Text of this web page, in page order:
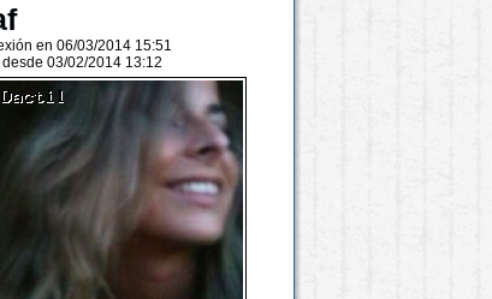
en 06/03/2014 15:51
03/02/2014 13:12